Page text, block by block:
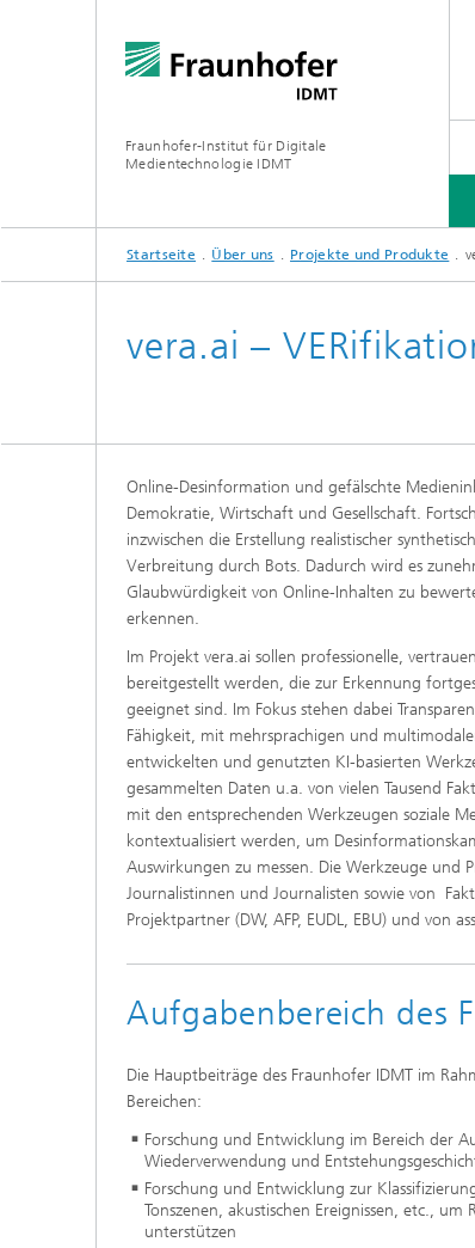
Fraunhofer-Institut für Digitale
Medientechnologie IDMT
ÜBER UNS
FORSCHUNGSTHEMEN
USE CASES
INSTITUTSTEIL HSA
Startseite Über uns Projekte und Produkte
vera.ai –
Online-Desinformation und gefälschte
Demokratie, Wirtschaft und Gesellschaft.
inzwischen die Erstellung realistischer
Verbreitung durch Bots. Dadurch wird es
Glaubwürdigkeit von Online-Inhalten zu
erkennen.
Im Projekt vera.ai sollen professionelle,
bereitgestellt werden, die zur Erkennung
geeignet sind. Im Fokus stehen dabei
Fähigkeit, mit mehrsprachigen und
entwickelten und genutzten KI-basierten
gesammelten Daten u.a. von vielen Tausend
mit den entsprechenden Werkzeugen soziale
kontextualisiert werden, um
Auswirkungen zu messen. Die Werkzeuge und
Journalistinnen und Journalisten sowie von
Projektpartner (DW, AFP, EUDL, EBU) und von
Aufgabenbereich des
Die Hauptbeiträge des Fraunhofer IDMT im
Bereichen:
Forschung und Entwicklung im Bereich der
Wiederverwendung und
Forschung und Entwicklung zur
Tonszenen, akustischen Ereignissen, etc.,
unterstützen